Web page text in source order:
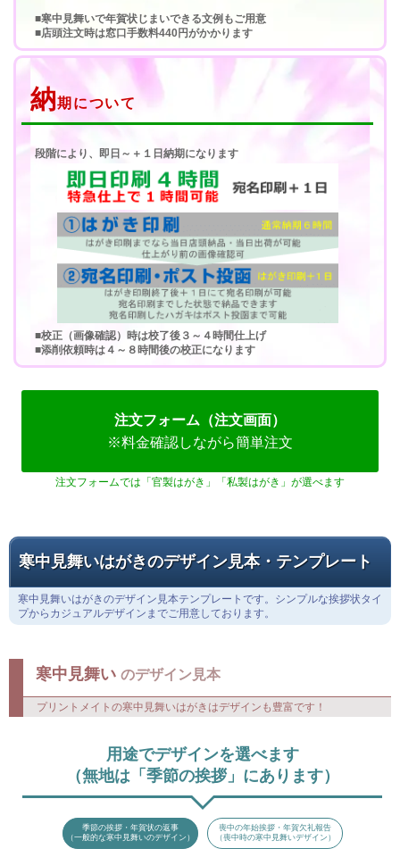
■寒中見舞いで年賀状じまいできる文例もご用意
納期について
段階により、即日～＋１日納期になります
■校正（画像確認）時は校了後３～４時間仕上げ
※料金確認しながら簡単注文
注文フォームでは「官製はがき」「私製はがき」が選べます
寒中見舞いはがきのデザイン見本・テンプレート
寒中見舞いはがきのデザイン見本テンプレートです。シンプルな挨拶状タイ
寒中見舞い のデザイン見本
プリントメイトの寒中見舞いはがきはデザインも豊富です！